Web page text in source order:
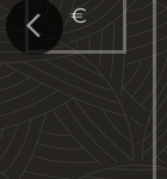
€